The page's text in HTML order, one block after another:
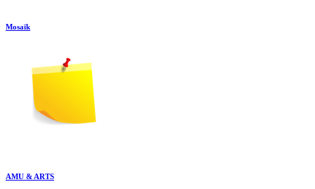
Mosaïk
AMU & ARTS